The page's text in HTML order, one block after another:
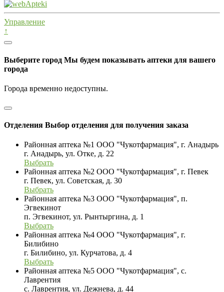
Управление
↑
Выберите город Мы будем показывать аптеки для вашего
города
Города временно недоступны.
Отделения Выбор отделения для получения заказа
Районная аптека №1 ООО "Чукотфармация", г. Анадырь
г. Анадырь, ул. Отке, д. 22
Выбрать
Районная аптека №2 ООО "Чукотфармация", г. Певек
г. Певек, ул. Советская, д. 30
Выбрать
Районная аптека №3 ООО "Чукотфармация", п.
Эгвекинот
п. Эгвекинот, ул. Рынтыргина, д. 1
Выбрать
Районная аптека №4 ООО "Чукотфармация", г.
Билибино
г. Билибино, ул. Курчатова, д. 4
Выбрать
Районная аптека №5 ООО "Чукотфармация", с.
Лаврентия
с. Лаврентия, ул. Дежнева, д. 44